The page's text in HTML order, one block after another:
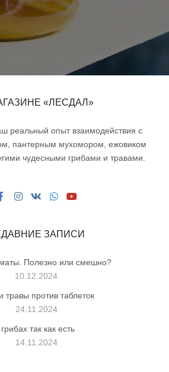
«ЛЕСДАЛ»
реальный опыт взаимодействия с
пантерным мухомором, ежовиком
чудесными грибами и травами.
ЗАПИСИ
Полезно или смешно?
10.12.2024
травы против таблеток
24.11.2024
так как есть
14.11.2024